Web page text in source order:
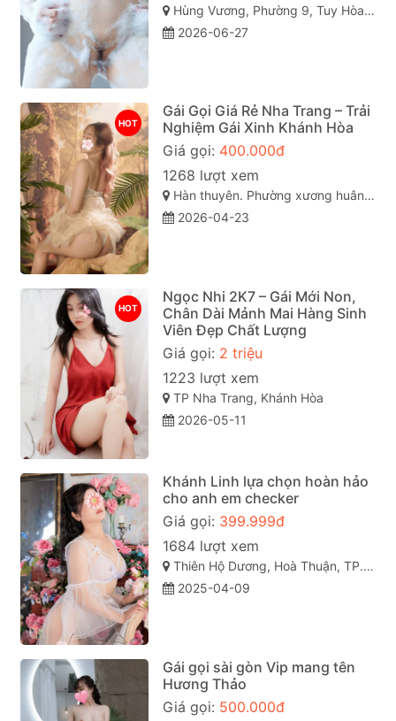
Hùng Vương, Phường 9, Tuy Hòa, Phú Yên
2026-06-27
HOT
Gái Gọi Giá Rẻ Nha Trang – Trải
Nghiệm Gái Xinh Khánh Hòa
Giá gọi: 400.000đ
1268 lượt xem
Hàn thuyên. Phường xương huân. Tp nha trang . Khánh Hòa
2026-04-23
HOT
Ngọc Nhi 2K7 – Gái Mới Non,
Chân Dài Mảnh Mai Hàng Sinh
Viên Đẹp Chất Lượng
Giá gọi: 2 triệu
1223 lượt xem
TP Nha Trang, Khánh Hòa
2026-05-11
Khánh Linh lựa chọn hoàn hảo
cho anh em checker
Giá gọi: 399.999đ
1684 lượt xem
Thiên Hộ Dương, Hoà Thuận, TP. Cao Lãnh, Đồng Tháp
2025-04-09
Gái gọi sài gòn Vip mang tên
Hương Thảo
Giá gọi: 500.000đ